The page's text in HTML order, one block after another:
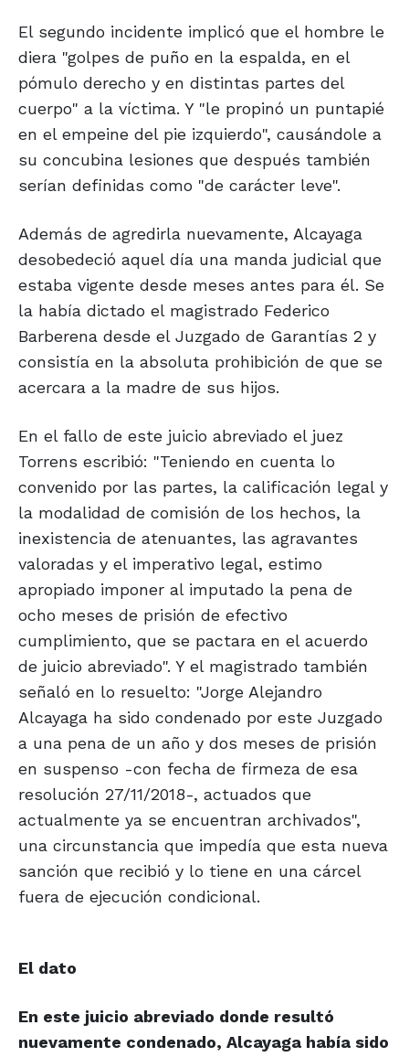
El segundo incidente implicó que el hombre le
diera "golpes de puño en la espalda, en el
pómulo derecho y en distintas partes del
cuerpo" a la víctima. Y "le propinó un puntapié
en el empeine del pie izquierdo", causándole a
su concubina lesiones que después también
serían definidas como "de carácter leve".
Además de agredirla nuevamente, Alcayaga
desobedeció aquel día una manda judicial que
estaba vigente desde meses antes para él. Se
la había dictado el magistrado Federico
Barberena desde el Juzgado de Garantías 2 y
consistía en la absoluta prohibición de que se
acercara a la madre de sus hijos.
En el fallo de este juicio abreviado el juez
Torrens escribió: "Teniendo en cuenta lo
convenido por las partes, la calificación legal y
la modalidad de comisión de los hechos, la
inexistencia de atenuantes, las agravantes
valoradas y el imperativo legal, estimo
apropiado imponer al imputado la pena de
ocho meses de prisión de efectivo
cumplimiento, que se pactara en el acuerdo
de juicio abreviado". Y el magistrado también
señaló en lo resuelto: "Jorge Alejandro
Alcayaga ha sido condenado por este Juzgado
a una pena de un año y dos meses de prisión
en suspenso -con fecha de firmeza de esa
resolución 27/11/2018-, actuados que
actualmente ya se encuentran archivados",
una circunstancia que impedía que esta nueva
sanción que recibió y lo tiene en una cárcel
fuera de ejecución condicional.
El dato
En este juicio abreviado donde resultó
nuevamente condenado, Alcayaga había sido